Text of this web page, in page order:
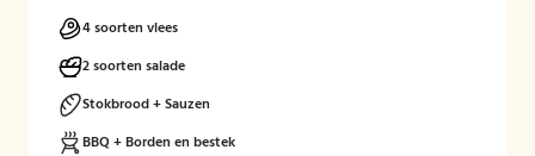
4 soorten vlees
2 soorten salade
Stokbrood + Sauzen
BBQ + Borden en bestek